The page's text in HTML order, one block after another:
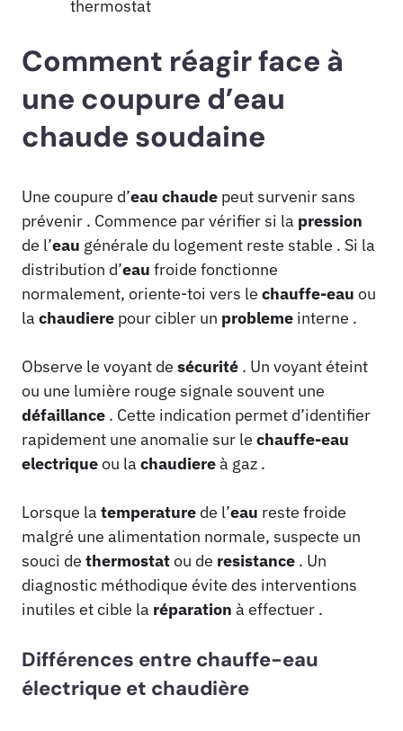
thermostat
Comment réagir face à
une coupure d’eau
chaude soudaine
Une coupure d’eau chaude peut survenir sans
prévenir . Commence par vérifier si la pression
de l’eau générale du logement reste stable . Si la
distribution d’eau froide fonctionne
normalement, oriente-toi vers le chauffe-eau ou
la chaudiere pour cibler un probleme interne .
Observe le voyant de sécurité . Un voyant éteint
ou une lumière rouge signale souvent une
défaillance . Cette indication permet d’identifier
rapidement une anomalie sur le chauffe-eau
electriqueou la chaudiereà gaz .
Lorsque la temperature de l’eau reste froide
malgré une alimentation normale, suspecte un
souci de thermostatou de resistance . Un
diagnostic méthodique évite des interventions
inutiles et cible la réparation à effectuer .
Différences entre chauffe-eau
électrique et chaudière